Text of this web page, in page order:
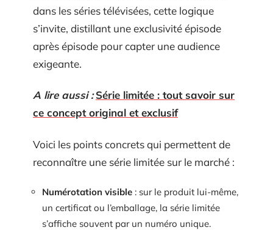
dans les séries télévisées, cette logique
s’invite, distillant une exclusivité épisode
après épisode pour capter une audience
exigeante.
A lire aussi : Série limitée : tout savoir sur
ce concept original et exclusif
Voici les points concrets qui permettent de
reconnaître une série limitée sur le marché :
Numérotation visible : sur le produit lui-même,
un certificat ou l’emballage, la série limitée
s’affiche souvent par un numéro unique.